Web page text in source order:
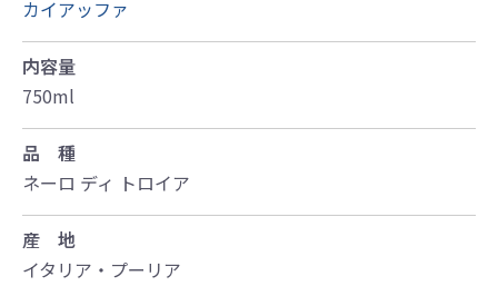
カイアッファ
内容量
750ml
品 種
ネーロ ディ トロイア
産 地
イタリア・プーリア